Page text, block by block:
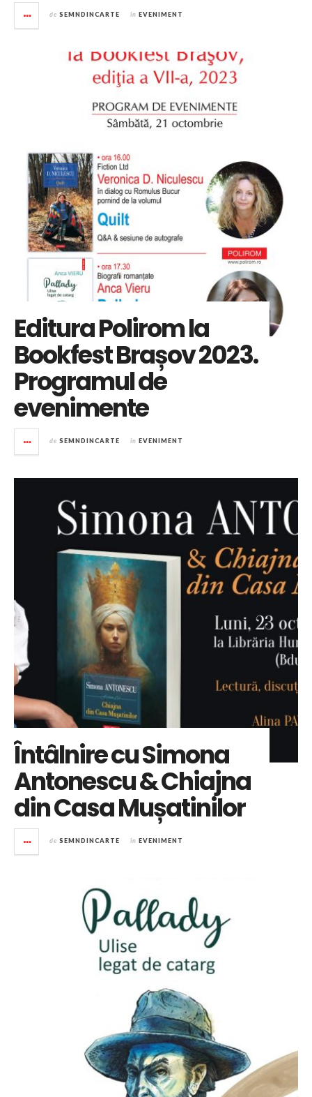
de SEMNDINCARTE în EVENIMENT
Editura Polirom la
Bookfest Brașov 2023.
Programul de
evenimente
de SEMNDINCARTE în EVENIMENT
Întâlnire cu Simona
Antonescu & Chiajna
din Casa Mușatinilor
de SEMNDINCARTE în EVENIMENT